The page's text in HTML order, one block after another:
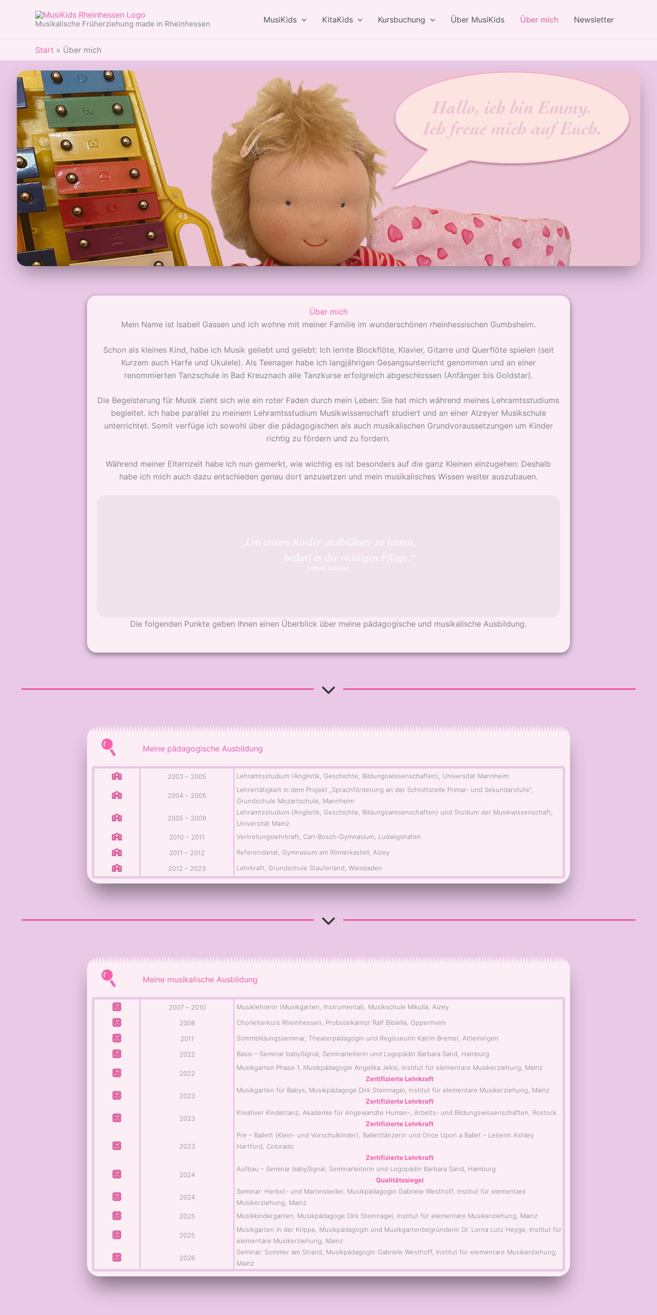
Musikalische Früherziehung made in Rheinhessen MusiKids KitaKids Kursbuchung Über MusiKids Über mich Newsletter
Start Über mich
Über mich
Mein Name ist Isabell Gassen und ich wohne mit meiner Familie im wunderschönen rheinhessischen Gumbsheim.
Schon als kleines Kind, habe ich Musik geliebt und gelebt: Ich lernte Blockflöte, Klavier, Gitarre und Querflöte spielen (seit
Kurzem auch Harfe und Ukulele). Als Teenager habe ich langjährigen Gesangsunterricht genommen und an einer
renommierten Tanzschule in Bad Kreuznach alle Tanzkurse erfolgreich abgeschlossen (Anfänger bis Goldstar).
Die Begeisterung für Musik zieht sich wie ein roter Faden durch mein Leben: Sie hat mich während meines Lehramtsstudiums
begleitet. Ich habe parallel zu meinem Lehramtsstudium Musikwissenschaft studiert und an einer Alzeyer Musikschule
unterrichtet. Somit verfüge ich sowohl über die pädagogischen als auch musikalischen Grundvoraussetzungen um Kinder
richtig zu fördern und zu fordern.
Während meiner Elternzeit habe ich nun gemerkt, wie wichtig es ist besonders auf die ganz Kleinen einzugehen: Deshalb
habe ich mich auch dazu entschieden genau dort anzusetzen und mein musikalisches Wissen weiter auszubauen.
„Um unsere Kinder ‚aufblühen‘ zu lassen,
bedarf es der richtigen Pflege.“
Isabell Gassen
Die folgenden Punkte geben Ihnen einen Überblick über meine pädagogische und musikalische Ausbildung.
Meine pädagogische Ausbildung
2003 – 2005 Lehramtsstudium (Anglistik, Geschichte, Bildungswissenschaften), Universität Mannheim
2004 – 2005
Lehrertätigkeit in dem Projekt „Sprachförderung an der Schnittstelle Primar- und Sekundarstufe“,
Grundschule Mozartschule, Mannheim
2005 – 2009
Lehramtsstudium (Anglistik, Geschichte, Bildungswissenschaften) und Studium der Musikwissenschaft,
Universität Mainz
2010 – 2011
Vertretungslehrkraft, Carl-Bosch-Gymnasium, Ludwigshafen
2011 – 2012 Referendariat, Gymnasium am Römerkastell, Alzey
2012 – 2023 Lehrkraft, Grundschule Stauferland, Wiesbaden
Meine musikalische Ausbildung
2007 – 2010 Musiklehrerin (Musikgarten, Instrumental), Musikschule Mikulla, Alzey
2008 Chorleiterkurs Rheinhessen, Probsteikantor Ralf Bibiella, Oppenheim
2011 Stimmbildungsseminar, Theaterpädagogin und Regisseurin Katrin Bremer, Altleiningen
2022 Basis – Seminar babySignal, Seminarleiterin und Logopädin Barbara Sand, Hamburg
2022
Musikgarten Phase 1, Musikpädagogin Angelika Jekic, Institut für elementare Musikerziehung, Mainz
Zertifizierte Lehrkraft
2023
Musikgarten für Babys, Musikpädagoge Dirk Steinnagel, Institut für elementare Musikerziehung, Mainz
Zertifizierte Lehrkraft
2023
Kreativer Kindertanz, Akademie für Angewandte Human-, Arbeits- und Bildungswissenschaften, Rostock
Zertifizierte Lehrkraft
2023
Pre – Ballett (Klein- und Vorschulkinder), Balletttänzerin und Once Upon a Ballet – Leiterin Ashley
Hartford, Colorado
Zertifizierte Lehrkraft
2024
Aufbau – Seminar babySignal, Seminarleiterin und Logopädin Barbara Sand, Hamburg
Qualitätssiegel
2024
Seminar: Herbst- und Martinslieder, Musikpädagogin Gabriele Westhoff, Institut für elementare
Musikerziehung, Mainz
2025
Musikkindergarten, Musikpädagoge Dirk Steinnagel, Institut für elementare Musikerziehung, Mainz
2025
Musikgarten in der Krippe, Musikpädagogin und Musikgartenbegründerin Dr. Lorna Lutz Heyge, Institut für
elementare Musikerziehung, Mainz
2026
Seminar: Sommer am Strand, Musikpädagogin Gabriele Westhoff, Institut für elementare Musikerziehung,
Mainz